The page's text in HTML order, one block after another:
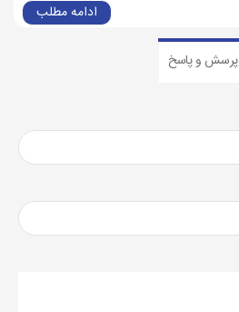
ادامه مطلب
پرسش و پاسخ